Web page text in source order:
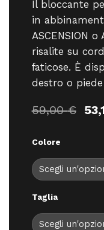
Il bloccante
in
ASCENSION o
risalite su
faticose. È
destro o
59,00€ Il
Colore
Taglia